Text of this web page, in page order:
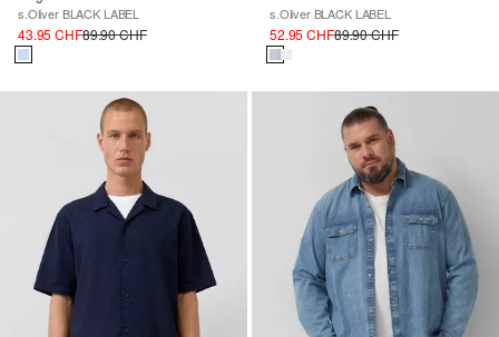
s.Oliver BLACK LABEL
43.95 CHF89.90 CHF
s.Oliver BLACK LABEL
52.95 CHF89.90 CHF